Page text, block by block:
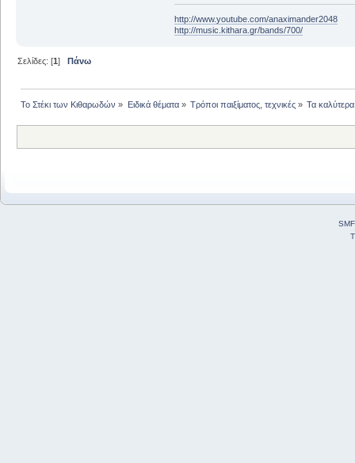
http://www.youtube.com/anaximander2048
http://music.kithara.gr/bands/700/
Σελίδες: [1]Πάνω
Το Στέκι των Κιθαρωδών » Ειδικά θέματα» Τρόποι παιξίματος, τεχνικές» Τα